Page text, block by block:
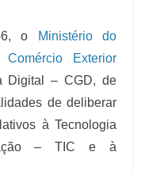
o
Ministério do
Exterior
Digital – CGD, de
de deliberar
à Tecnologia
– TIC e à